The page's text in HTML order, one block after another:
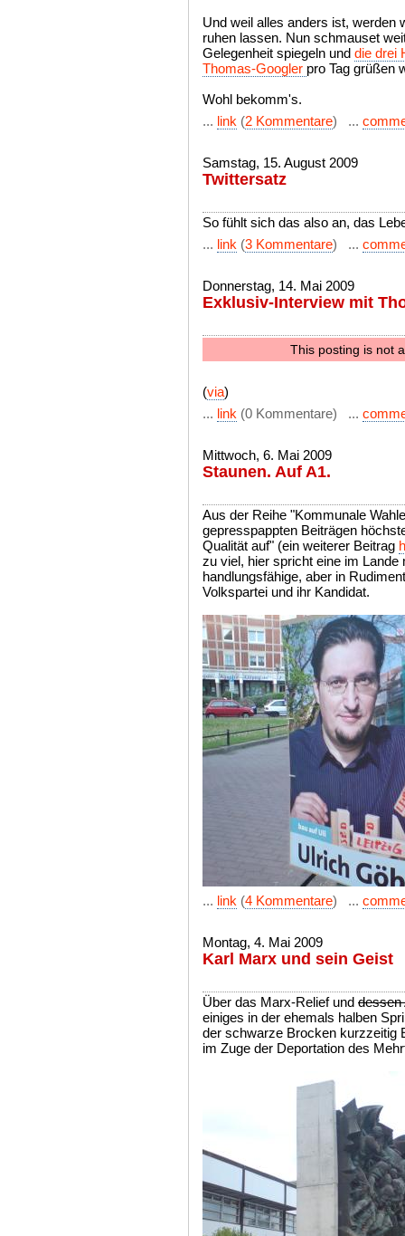
Und weil alles anders ist, werden
ruhen lassen. Nun schmauset
Gelegenheit spiegeln und die drei
Thomas-Googler pro Tag grüßen
Wohl bekomm's.
... link (2 Kommentare) ...
Samstag, 15. August 2009
Twittersatz
So fühlt sich das also an, das
... link (3 Kommentare) ...
Donnerstag, 14. Mai 2009
Exklusiv-Interview mit
This posting is not
(via)
... link (0 Kommentare) ...
Mittwoch, 6. Mai 2009
Staunen. Auf A1.
Aus der Reihe "Kommunale
gepresspappten Beiträgen
Qualität auf" (ein weiterer Beitrag
zu viel, hier spricht eine im
handlungsfähige, aber in
Volkspartei und ihr Kandidat.
... link (4 Kommentare) ...
Montag, 4. Mai 2009
Karl Marx und sein Geist
Über das Marx-Relief und dessen
einiges in der ehemals halben
der schwarze Brocken kurzzeitig
im Zuge der Deportation des